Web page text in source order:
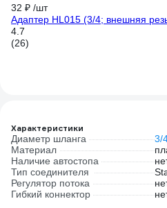
32 ₽ /шт
Адаптер HL015 (3/4; внешняя
4.7
(26)
Характеристики
Диаметр шланга
3/
Материал
Наличие автостопа
Тип соединителя
Регулятор потока
Гибкий коннектор